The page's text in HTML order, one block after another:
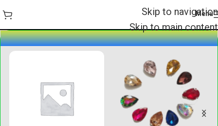
Skip to navigation
Skip to main content
Menu